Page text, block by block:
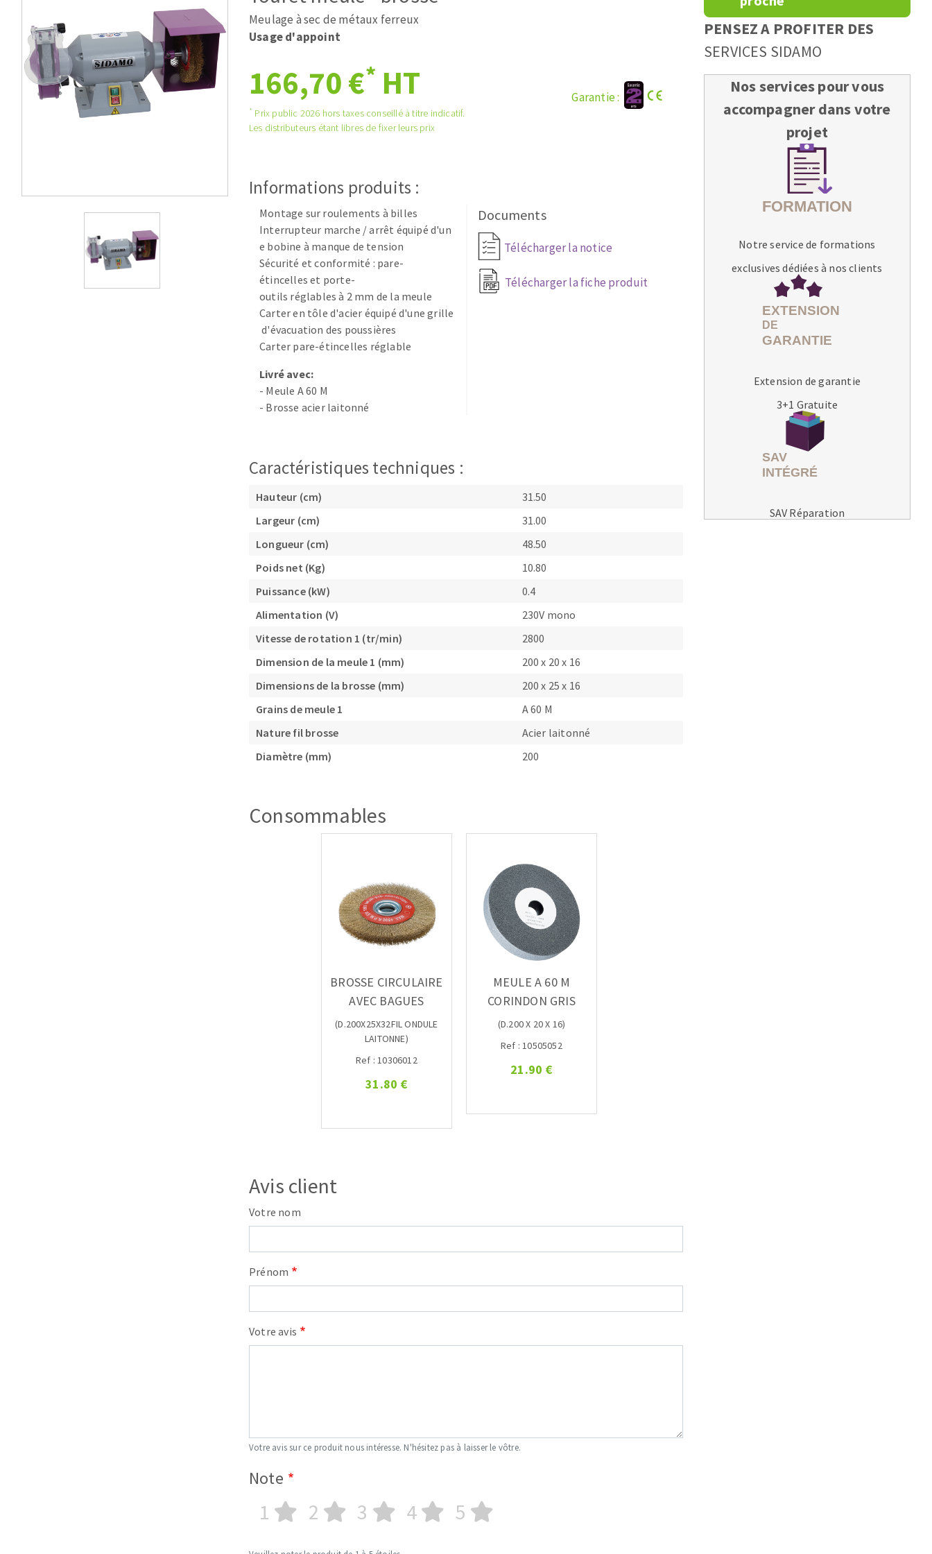
Système grands formats
Table de travail
Roues diamantées à profil
Disques à lamelles diamantés
Disques fibre et papier
Feuilles 230 x 280 mm
Disque intissé
Roues à lamelles
Meules sur tige
Brosses
Meules de tourets
Rouleaux d'atelier
MACHINES POUR LE TRAVAIL DU
MÉTAL
Tronçonneuses
Perceuses magnétiques
Meulage à sec de métaux ferreux
Usage d'appoint
166,70 €* HT
* Prix public 2026 hors taxes conseillé à titre indicatif.
Les distributeurs étant libres de fixer leurs prix
Garantie :
Informations produits :
Montage sur roulements à billes
Interrupteur marche / arrêt équipé d'un
e bobine à manque de tension
Sécurité et conformité : pare-
étincelles et porte-
outils réglables à 2 mm de la meule
Carter en tôle d'acier équipé d'une grille
d'évacuation des poussières
Carter pare-étincelles réglable
Livré avec:
- Meule A 60 M
- Brosse acier laitonné
Documents
Télécharger la notice
Télécharger la fiche produit
Caractéristiques techniques :
Hauteur (cm)
31.50
Largeur (cm)
31.00
Longueur (cm)
48.50
Poids net (Kg)
10.80
Puissance (kW)
0.4
Alimentation (V)
230V mono
Vitesse de rotation 1 (tr/min)
2800
Dimension de la meule 1 (mm)
200 x 20 x 16
Dimensions de la brosse (mm)
200 x 25 x 16
Grains de meule 1
A 60 M
Nature fil brosse
Acier laitonné
Diamètre (mm)
200
Consommables
BROSSE CIRCULAIRE
AVEC BAGUES
(D.200X25X32FIL ONDULE
LAITONNE)
Ref : 10306012
31.80 €
MEULE A 60 M
CORINDON GRIS
(D.200 X 20 X 16)
Ref : 10505052
21.90 €
PENSEZ A PROFITER DES
SERVICES SIDAMO
Nos services pour vous
accompagner dans votre
projet
Notre service de formations
exclusives dédiées à nos clients
Extension de garantie
3+1 Gratuite
SAV Réparation
Avis client
Votre nom
Prénom
Votre avis
Votre avis sur ce produit nous intéresse. N'hésitez pas à laisser le vôtre.
Note
1 2 3 4 5